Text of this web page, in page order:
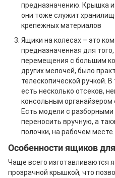
предназначению. Крышка
они тоже служит
крепежных материалов
Ящики на колесах – это
предназначенная для
перемещения с большим
других мелочей, было
телескопической ручкой.
есть несколько отсеков,
консольным
Есть модели с
переносить вручную, а
полочки, на рабочем месте.
Особенности ящиков
Чаще всего изготавливаются
прозрачной крышкой, что